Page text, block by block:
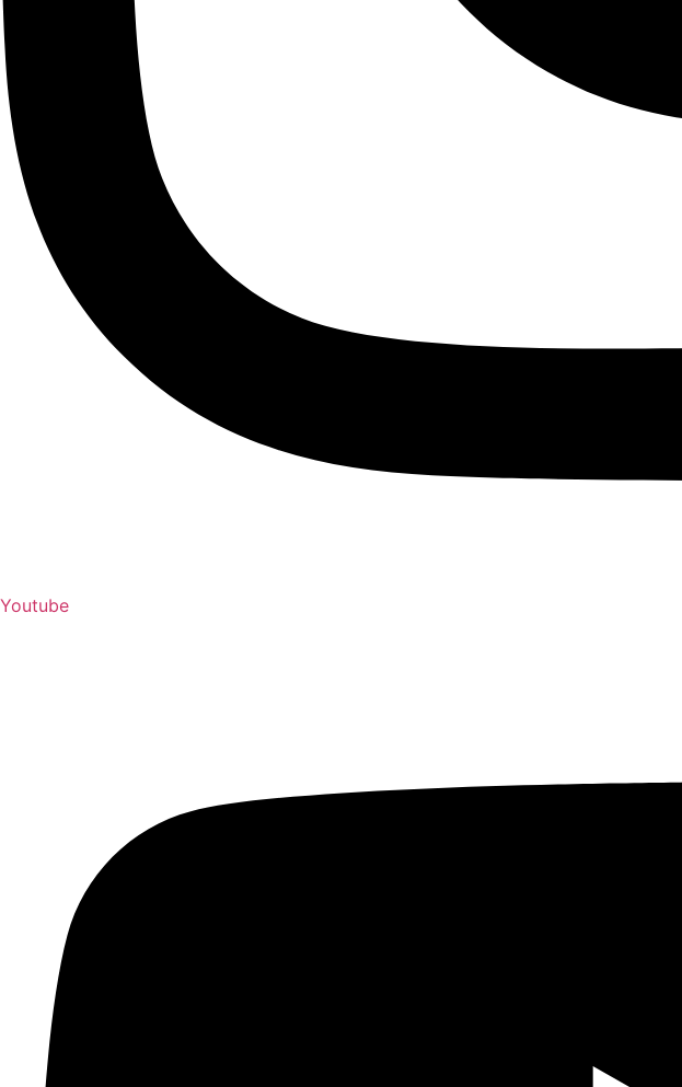
Youtube